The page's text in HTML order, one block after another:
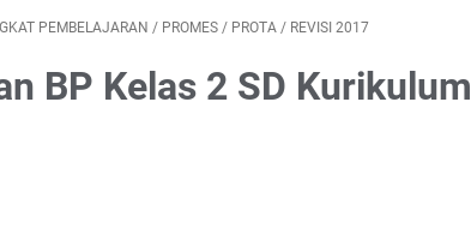
PEMBELAJARAN / PROMES / PROTA / REVISI 2017
BP Kelas 2 SD Kurikulum